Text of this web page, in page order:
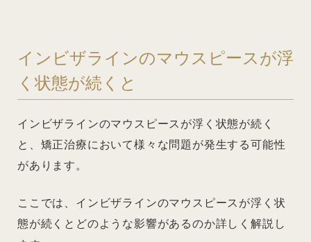
インビザラインのマウスピースが浮
く状態が続くと
インビザラインのマウスピースが浮く状態が続く
と、矯正治療において様々な問題が発生する可能性
があります。
ここでは、インビザラインのマウスピースが浮く状
態が続くとどのような影響があるのか詳しく解説し